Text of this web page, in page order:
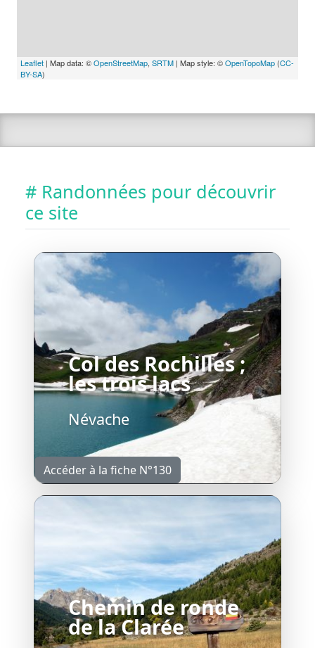
Leaflet | Map data: ©OpenStreetMap, SRTM | Map style: ©OpenTopoMap (CC-
BY-SA)
# Randonnées pour découvrir
ce site
Col des Rochilles ;
les trois lacs
Névache
Accéder à la fiche N°130
Chemin de ronde
de la Clarée